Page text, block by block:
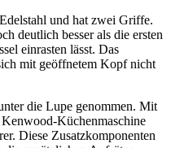
und hat zwei Griffe.
deutlich besser als die ersten
einrasten lässt. Das
mit geöffnetem Kopf nicht
die Lupe genommen. Mit
Küchenmaschine
Diese Zusatzkomponenten